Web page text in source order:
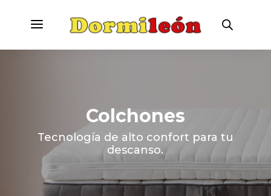
a
Colchones
Tecnología de alto confort para tu
descanso.